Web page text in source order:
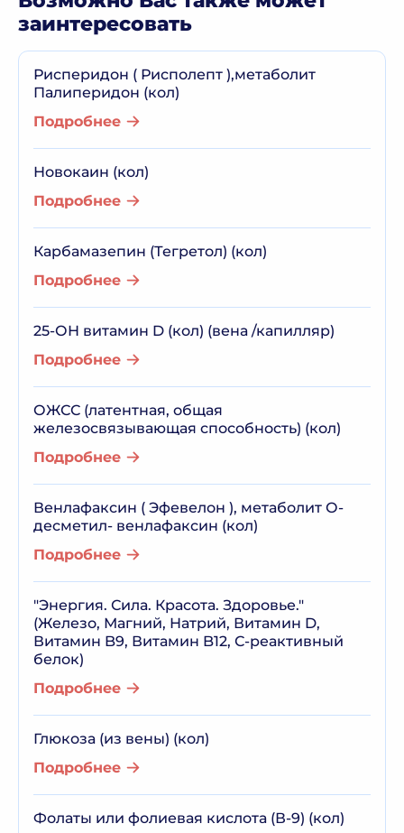
заинтересовать
Рисперидон ( Рисполепт ),метаболит
Палиперидон (кол)
Подробнее
Новокаин (кол)
Подробнее
Карбамазепин (Тегретол) (кол)
Подробнее
25-ОН витамин D (кол) (вена /капилляр)
Подробнее
ОЖСС (латентная, общая
железосвязывающая способность) (кол)
Подробнее
Венлафаксин ( Эфевелон ), метаболит О-
десметил- венлафаксин (кол)
Подробнее
"Энергия. Сила. Красота. Здоровье."
(Железо, Магний, Натрий, Витамин D,
Витамин B9, Витамин B12, С-реактивный
белок)
Подробнее
Глюкоза (из вены) (кол)
Подробнее
Фолаты или фолиевая кислота (В-9) (кол)